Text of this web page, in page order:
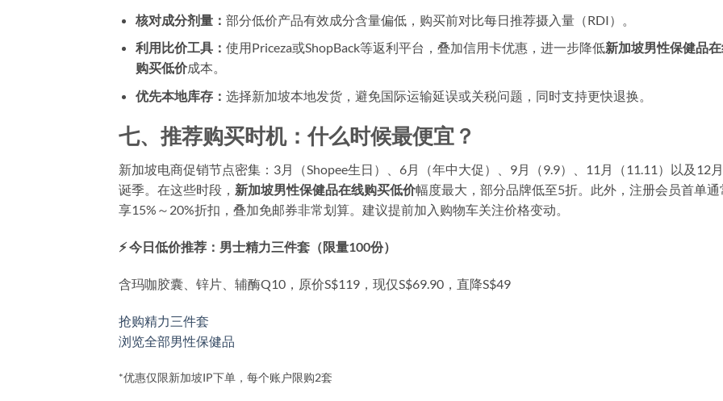
核对成分剂量： 部分低价产品有效成分含量偏低，购买前对比每日推荐摄入量（RDI）。
利用比价工具： 使用Priceza或ShopBack等返利平台，叠加信用卡优惠，进一步降低新加坡男性保健品
购买低价成本。
优先本地库存： 选择新加坡本地发货，避免国际运输延误或关税问题，同时支持更快退换。
七、推荐购买时机：什么时候最便宜？
新加坡电商促销节点密集：3月（Shopee生日）、6月（年中大促）、9月（9.9）、11月（11.11）以及12
诞季。在这些时段， 新加坡男性保健品在线购买低价幅度最大，部分品牌低至5折。此外，注册会员首单通
享15%～20%折扣，叠加免邮券非常划算。建议提前加入购物车关注价格变动。
⚡ 今日低价推荐：男士精力三件套（限量100份）
含玛咖胶囊、锌片、辅酶Q10，原价S$119，现仅S$69.90，直降S$49
抢购精力三件套
浏览全部男性保健品
*优惠仅限新加坡IP下单，每个账户限购2套